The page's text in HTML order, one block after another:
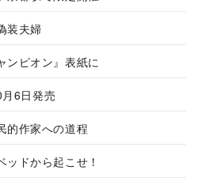
装夫婦
ンピオン』表紙に
6日発売
的作家への道程
ッドから起こせ！